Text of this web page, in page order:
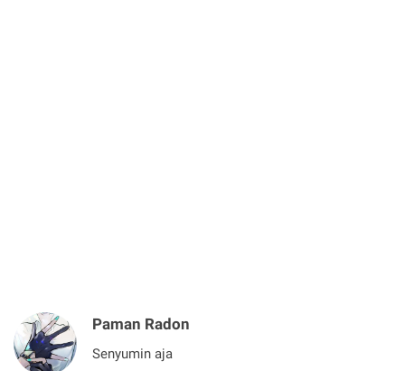
Paman Radon
Senyumin aja